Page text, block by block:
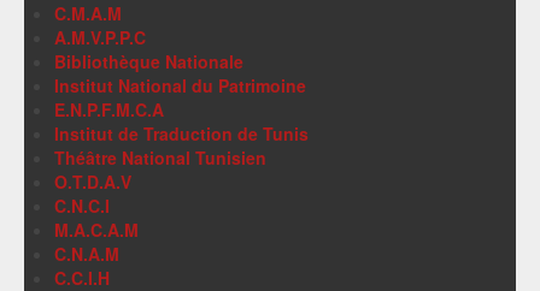
C.M.A.M
A.M.V.P.P.C
Bibliothèque Nationale
Institut National du Patrimoine
E.N.P.F.M.C.A
Institut de Traduction de Tunis
Théâtre National Tunisien
O.T.D.A.V
C.N.C.I
M.A.C.A.M
C.N.A.M
C.C.I.H